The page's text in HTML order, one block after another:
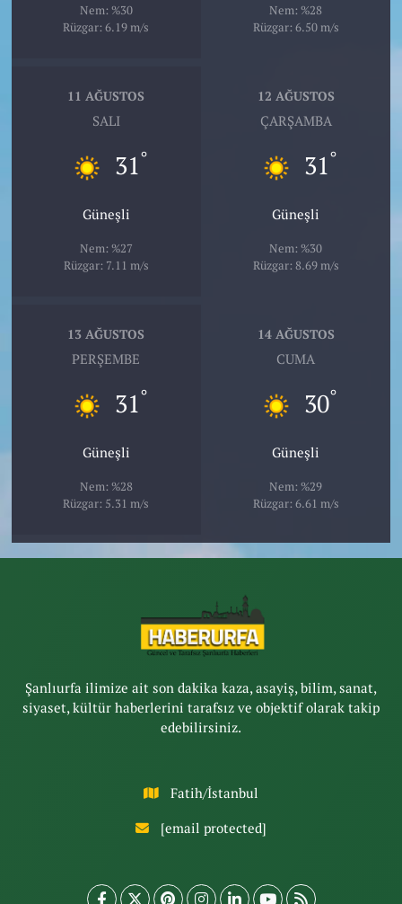
Nem: %30
Rüzgar: 6.19 m/s
Nem: %28
Rüzgar: 6.50 m/s
11 AĞUSTOS
SALI
31°
Güneşli
Nem: %27
Rüzgar: 7.11 m/s
12 AĞUSTOS
ÇARŞAMBA
31°
Güneşli
Nem: %30
Rüzgar: 8.69 m/s
13 AĞUSTOS
PERŞEMBE
31°
Güneşli
Nem: %28
Rüzgar: 5.31 m/s
14 AĞUSTOS
CUMA
30°
Güneşli
Nem: %29
Rüzgar: 6.61 m/s
Şanlıurfa ilimize ait son dakika kaza, asayiş, bilim, sanat,
siyaset, kültür haberlerini tarafsız ve objektif olarak takip
edebilirsiniz.
Fatih/İstanbul
[email protected]